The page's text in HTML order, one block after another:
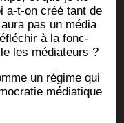
a‑t-on créé tant de
pas un média
à la fonc­
les médiateurs ?
un régime qui
média­tique